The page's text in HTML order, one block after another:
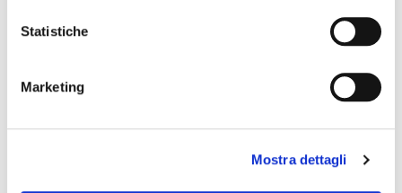
Statistiche
Marketing
Mostra dettagli